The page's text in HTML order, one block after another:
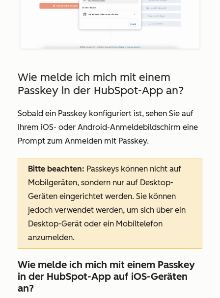
Wie melde ich mich mit einem
Passkey in der HubSpot-App an?
Sobald ein Passkey konfiguriert ist, sehen Sie auf
Ihrem iOS- oder Android-Anmeldebildschirm eine
Prompt zum Anmelden mit Passkey.
Bitte beachten: Passkeys können nicht auf
Mobilgeräten, sondern nur auf Desktop-
Geräten eingerichtet werden. Sie können
jedoch verwendet werden, um sich über ein
Desktop-Gerät oder ein Mobiltelefon
anzumelden.
Wie melde ich mich mit einem Passkey
in der HubSpot-App auf iOS-Geräten
an?